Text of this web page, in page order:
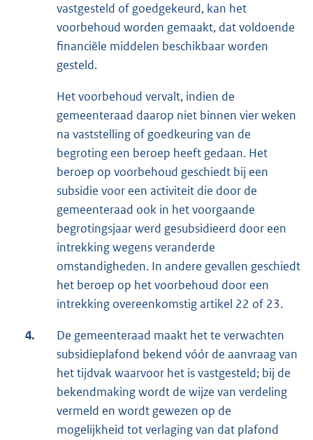
vastgesteld of goedgekeurd, kan het
voorbehoud worden gemaakt, dat voldoende
financiële middelen beschikbaar worden
gesteld.
Het voorbehoud vervalt, indien de
gemeenteraad daarop niet binnen vier weken
na vaststelling of goedkeuring van de
begroting een beroep heeft gedaan. Het
beroep op voorbehoud geschiedt bij een
subsidie voor een activiteit die door de
gemeenteraad ook in het voorgaande
begrotingsjaar werd gesubsidieerd door een
intrekking wegens veranderde
omstandigheden. In andere gevallen geschiedt
het beroep op het voorbehoud door een
intrekking overeenkomstig artikel 22 of 23.
4.
De gemeenteraad maakt het te verwachten
subsidieplafond bekend vóór de aanvraag van
het tijdvak waarvoor het is vastgesteld; bij de
bekendmaking wordt de wijze van verdeling
vermeld en wordt gewezen op de
mogelijkheid tot verlaging van dat plafond